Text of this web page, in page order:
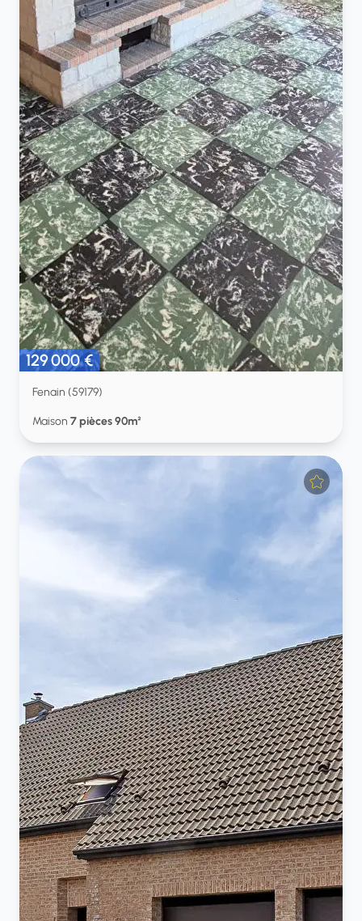
129 000 €
Fenain (59179)
Maison 7 pièces 90m²